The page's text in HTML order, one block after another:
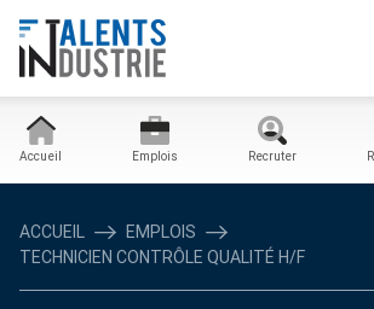
Accueil Emplois Recruter
ACCUEIL
EMPLOIS
TECHNICIEN CONTRÔLE QUALITÉ H/F